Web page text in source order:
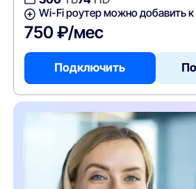
Wi-Fi роутер можно добавить
750 ₽/мес
Подключить